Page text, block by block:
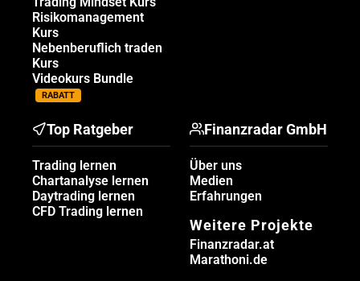
Risikomanagement
Kurs
Nebenberuflich traden
Kurs
Videokurs Bundle
RABATT
Top Ratgeber
Trading lernen
Chartanalyse lernen
Daytrading lernen
CFD Trading lernen
Finanzradar GmbH
Über uns
Medien
Erfahrungen
Weitere Projekte
Finanzradar.at
Marathoni.de